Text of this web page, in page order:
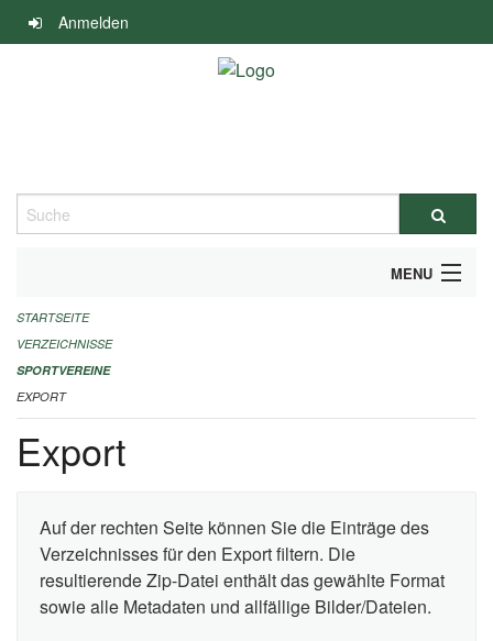
Navigation
überspringen
Anmelden
Suche
MENU
ALLGEMEINE INFORMATIONEN
FINANZIELLE UNTERSTÜTZUNG BENÖTIGT?
KONTAKT
STARTSEITE
VERZEICHNISSE
SPORTVEREINE
EXPORT
Export
Auf der rechten Seite können Sie die Einträge des
Verzeichnisses für den Export filtern. Die
resultierende Zip-Datei enthält das gewählte Format
sowie alle Metadaten und allfällige Bilder/Dateien.